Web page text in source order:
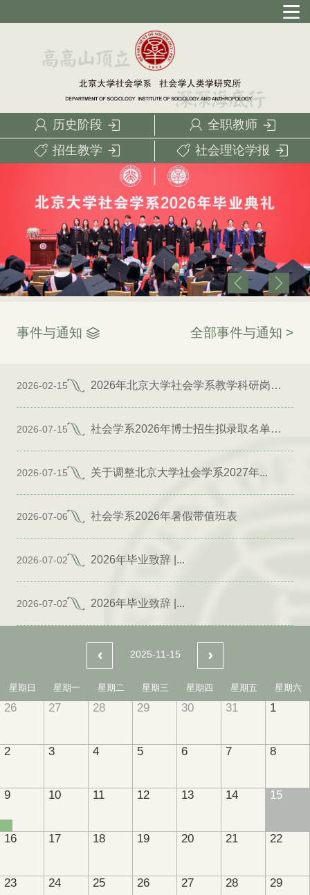
历史阶段
全职教师
招生教学
社会理论学报
事件与通知 全部事件与通知 >
2026-02-15 2026年北京大学社会学系教学科研岗位招聘启事
2026-07-15 社会学系2026年博士招生拟录取名单公示（专项）
2026-07-15 关于调整北京大学社会学系2027年...
2026-07-06 社会学系2026年暑假带值班表
2026-07-02 2026年毕业致辞 |...
2026-07-02 2026年毕业致辞 |...
2025-11-15
星期日 星期一 星期二 星期三 星期四 星期五 星期六
26 27 28 29 30 31 1
2 3 4 5 6 7 8
9 10 11 12 13 14 15
16 17 18 19 20 21 22
23 24 25 26 27 28 29